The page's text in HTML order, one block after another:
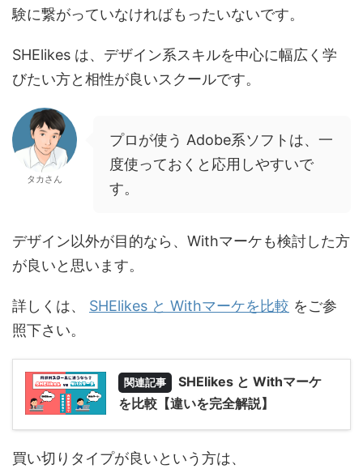
験に繋がっていなければもったいないです。
SHElikes は、デザイン系スキルを中心に幅広く学
びたい方と相性が良いスクールです。
タカさん
プロが使う Adobe系ソフトは、一
度使っておくと応用しやすいで
す。
デザイン以外が目的なら、Withマーケも検討した方
が良いと思います。
詳しくは、 SHElikes と Withマーケを比較 をご参
照下さい。
関連記事
SHElikes と Withマーケ
を比較【違いを完全解説】
買い切りタイプが良いという方は、